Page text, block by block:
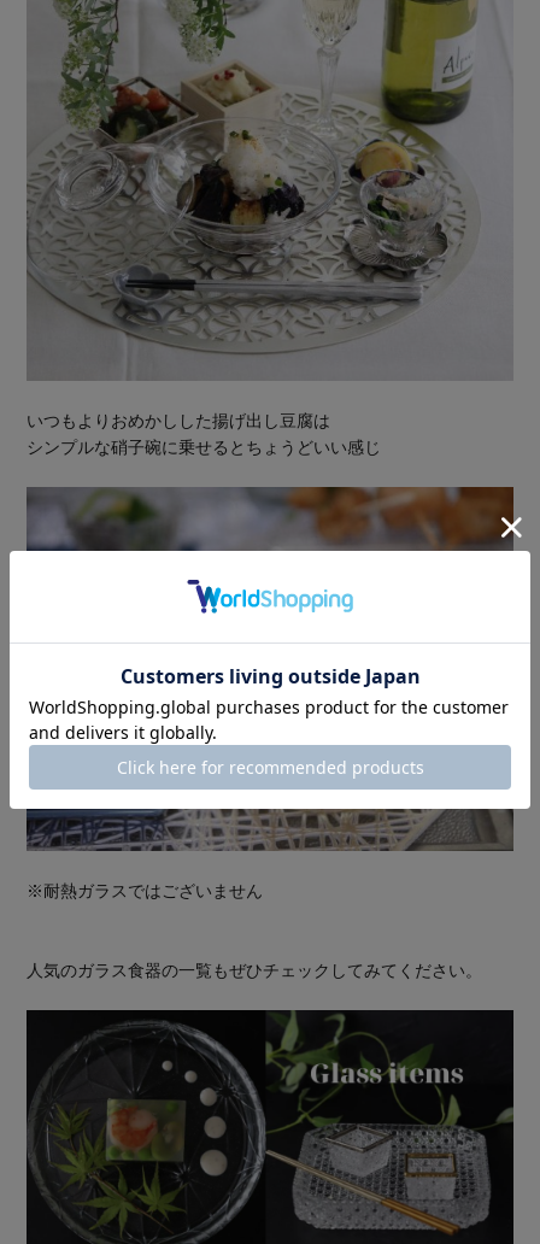
いつもよりおめかしした揚げ出し豆腐は
シンプルな硝子碗に乗せるとちょうどいい感じ
※耐熱ガラスではございません
人気のガラス食器の一覧もぜひチェックしてみてください。